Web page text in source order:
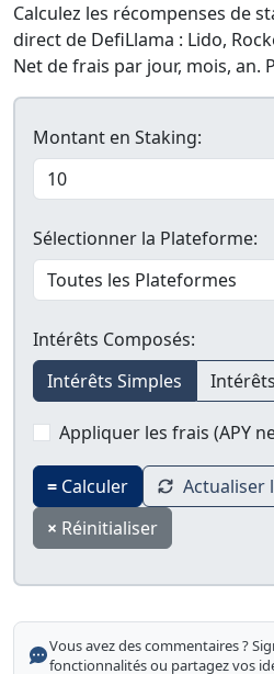
Calculez les récompenses de
direct de DefiLlama : Lido,
Net de frais par jour, mois, an.
Montant en Staking:
Sélectionner la Plateforme:
Intérêts Composés:
Intérêts Simples
Appliquer les frais (APY
= Calculer
Actualiser
× Réinitialiser
Vous avez des commentaires ?
fonctionnalités ou partagez vos